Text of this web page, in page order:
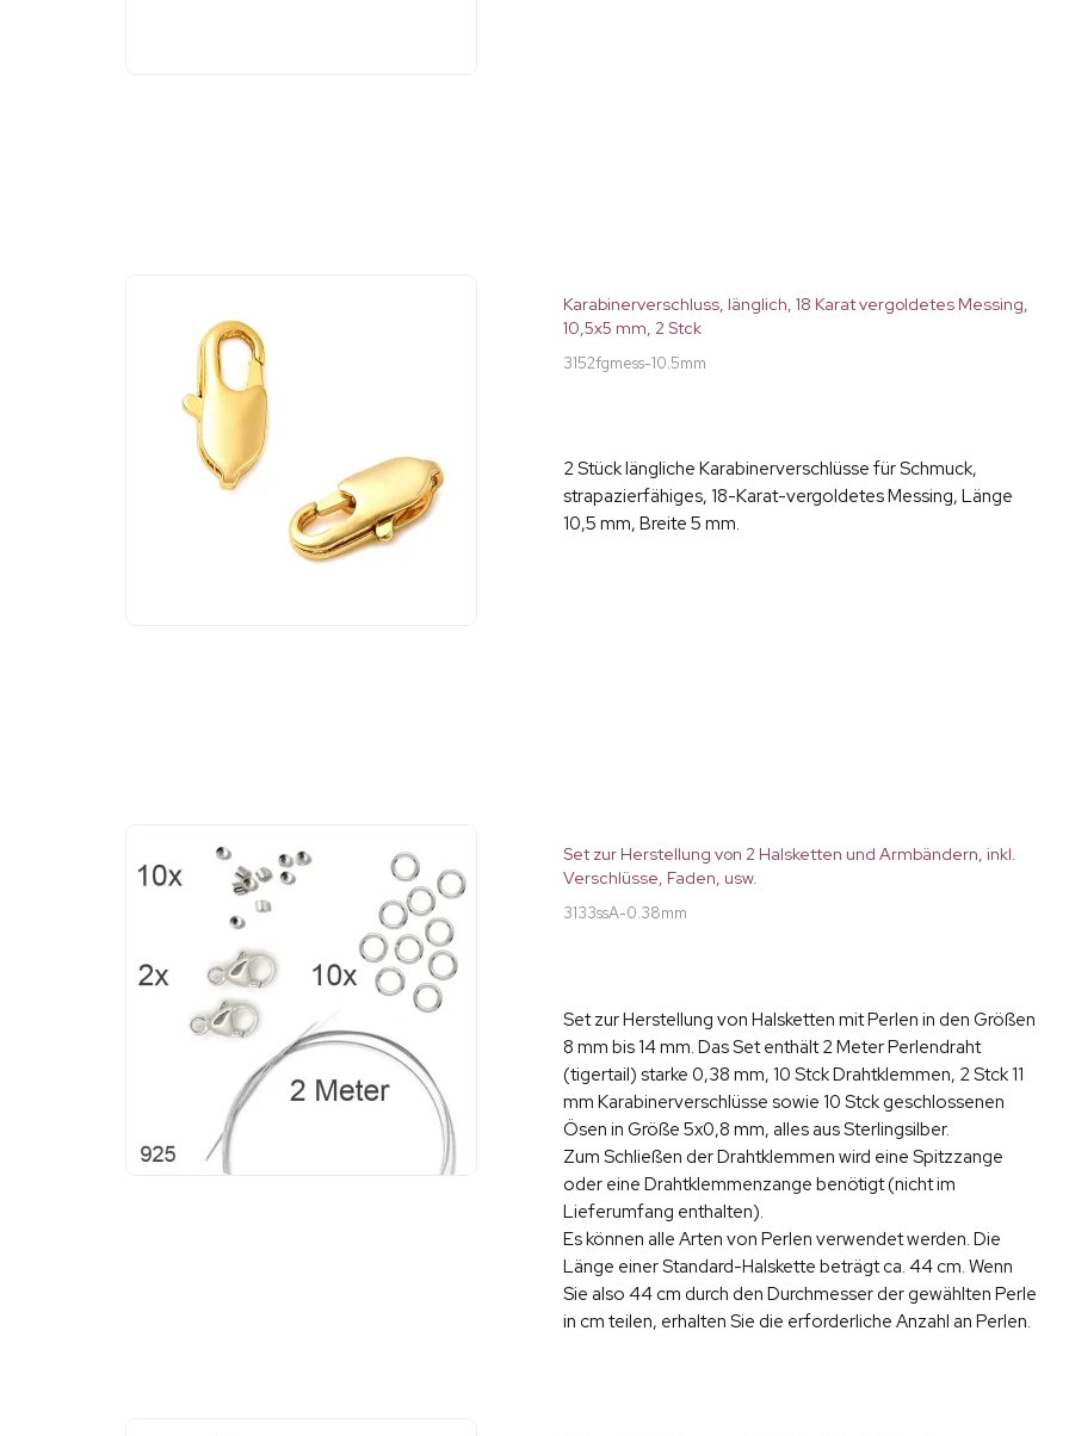
Karabinerverschluss, länglich, 18 Karat vergoldetes Messing,
10,5x5 mm, 2 Stck
3152fgmess-10.5mm
2 Stück längliche Karabinerverschlüsse für Schmuck,
strapazierfähiges, 18-Karat-vergoldetes Messing, Länge
10,5 mm, Breite 5 mm.
Set zur Herstellung von 2 Halsketten und Armbändern, inkl.
Verschlüsse, Faden, usw.
3133ssA-0.38mm
Set zur Herstellung von Halsketten mit Perlen in den Größen
8 mm bis 14 mm. Das Set enthält 2 Meter Perlendraht
(tigertail) starke 0,38 mm, 10 Stck Drahtklemmen, 2 Stck 11
mm Karabinerverschlüsse sowie 10 Stck geschlossenen
Ösen in Größe 5x0,8 mm, alles aus Sterlingsilber.
Zum Schließen der Drahtklemmen wird eine Spitzzange
oder eine Drahtklemmenzange benötigt (nicht im
Lieferumfang enthalten).
Es können alle Arten von Perlen verwendet werden. Die
Länge einer Standard-Halskette beträgt ca. 44 cm. Wenn
Sie also 44 cm durch den Durchmesser der gewählten Perle
in cm teilen, erhalten Sie die erforderliche Anzahl an Perlen.